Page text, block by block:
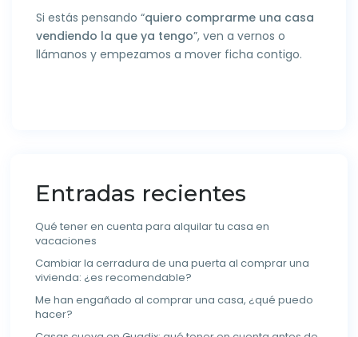
Si estás pensando “quiero comprarme una casa
vendiendo la que ya tengo”, ven a vernos o
llámanos y empezamos a mover ficha contigo.
Entradas recientes
Qué tener en cuenta para alquilar tu casa en
vacaciones
Cambiar la cerradura de una puerta al comprar una
vivienda: ¿es recomendable?
Me han engañado al comprar una casa, ¿qué puedo
hacer?